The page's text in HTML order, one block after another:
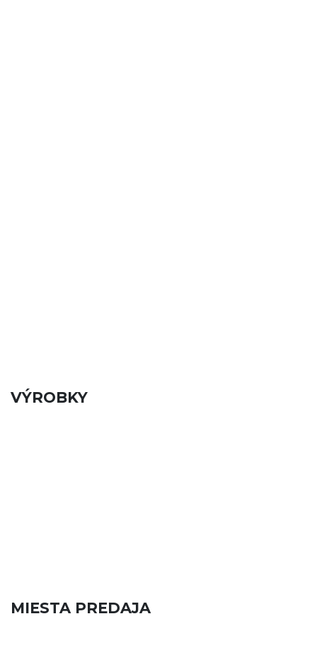
VÝROBKY
MIESTA PREDAJA